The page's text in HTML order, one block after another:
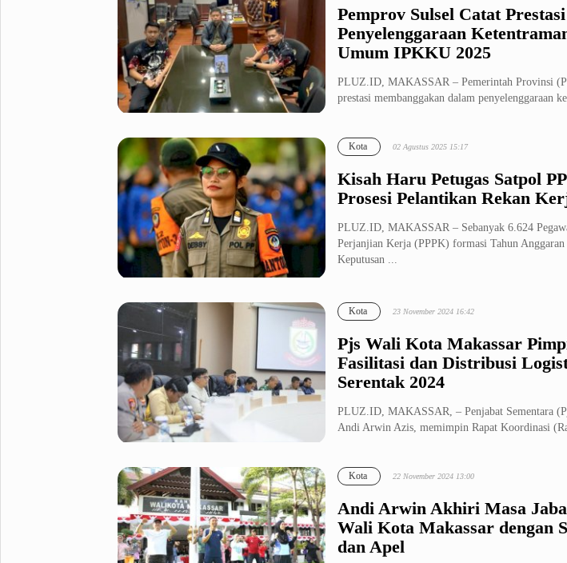
Partai Politik
Pilpres
Hukum & Kriminal
Internasional
Citizen
Pemerintahan
Bulutangkis
Golf
Infotainment
Parenting
Pemprov Sulsel Catat
Penyelenggaraan
Umum IPKKU 2025
PLUZ.ID, MAKASSAR – Pemerintah Provinsi
prestasi membanggakan dalam penyelenggaraan
Kisah Haru Petugas Satpol
Prosesi Pelantikan Rekan
Kota 02 Agustus 2025 15:17
PLUZ.ID, MAKASSAR – Sebanyak 6.624
Perjanjian Kerja (PPPK) formasi Tahun
Keputusan ...
Pjs Wali Kota Makassar
Fasilitasi dan Distribusi
Serentak 2024
Kota 23 November 2024 16:42
PLUZ.ID, MAKASSAR, – Penjabat Sementara
Andi Arwin Azis, memimpin Rapat Koordinasi
Andi Arwin Akhiri Masa
Wali Kota Makassar dengan
dan Apel
Kota 22 November 2024 13:00